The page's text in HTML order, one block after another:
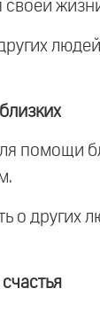
своей
помощи
о других